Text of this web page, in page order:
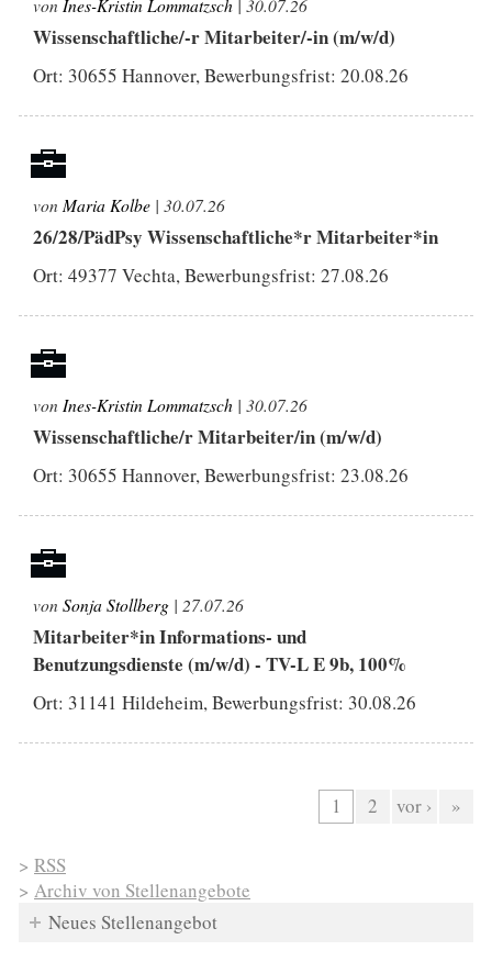
von Ines-Kristin Lommatzsch | 30.07.26
Wissenschaftliche/-r Mitarbeiter/-in (m/w/d)
Ort: 30655 Hannover, Bewerbungsfrist: 20.08.26
von Maria Kolbe | 30.07.26
26/28/PädPsy Wissenschaftliche*r Mitarbeiter*in
Ort: 49377 Vechta, Bewerbungsfrist: 27.08.26
von Ines-Kristin Lommatzsch | 30.07.26
Wissenschaftliche/r Mitarbeiter/in (m/w/d)
Ort: 30655 Hannover, Bewerbungsfrist: 23.08.26
vonSonja Stollberg | 27.07.26
Mitarbeiter*in Informations- und
Benutzungsdienste (m/w/d) - TV-L E 9b, 100%
Ort: 31141 Hildeheim, Bewerbungsfrist: 30.08.26
1 2 vor › »
> RSS
> Archiv von Stellenangebote
Neues Stellenangebot